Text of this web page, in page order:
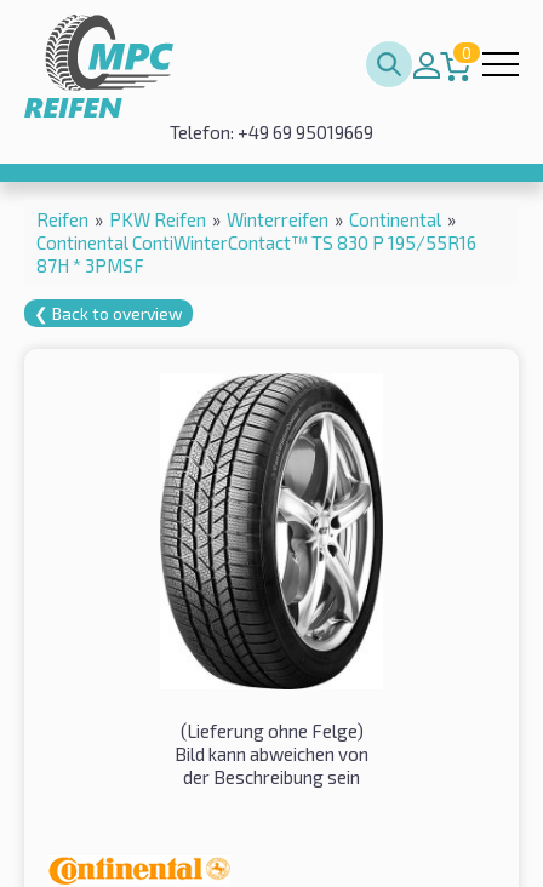
0
Telefon: +49 69 95019669
Reifen » PKW Reifen » Winterreifen » Continental »
Continental ContiWinterContact™ TS 830 P 195/55R16
87H * 3PMSF
❮ Back to overview
(Lieferung ohne Felge)
Bild kann abweichen von
der Beschreibung sein